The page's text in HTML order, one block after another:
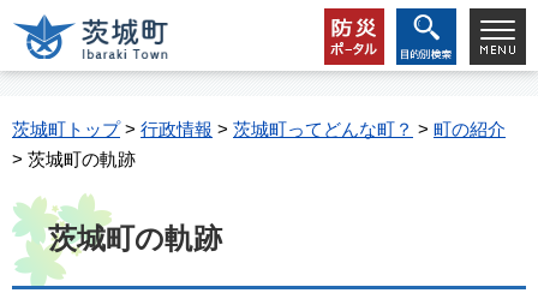
茨城町トップ> 行政情報 > 茨城町ってどんな町？ > 町の紹介
> 茨城町の軌跡
茨城町の軌跡